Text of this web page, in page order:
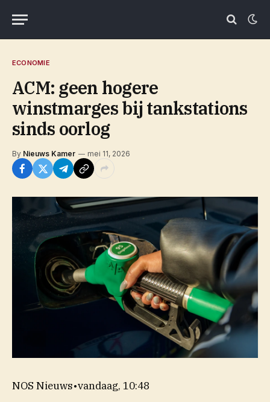
ECONOMIE
ACM: geen hogere
winstmarges bij tankstations
sinds oorlog
By Nieuws Kamer mei 11, 2026
NOS Nieuws•vandaag, 10:48